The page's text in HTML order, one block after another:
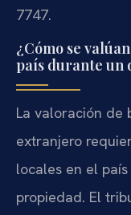
7747.
¿Cómo se
país durante un
La valoración de
extranjero
locales en el
propiedad. El